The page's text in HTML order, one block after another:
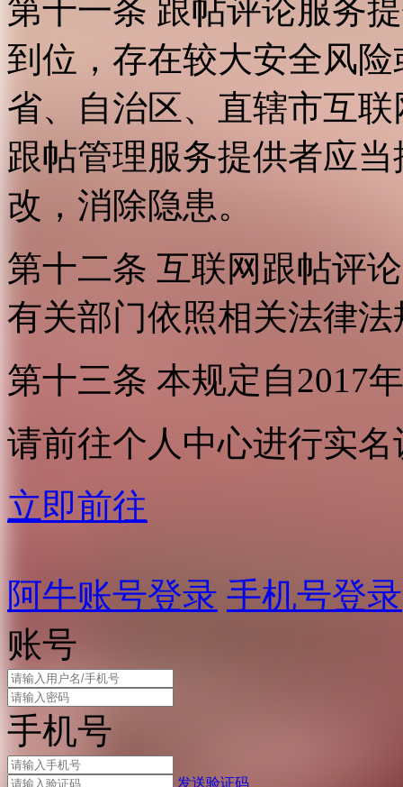
第十一条 跟帖评论服务
到位，存在较大安全风
省、自治区、直辖市互
跟帖管理服务提供者应
改，消除隐患。
第十二条 互联网跟帖评
有关部门依照相关法律
第十三条 本规定自2017
请前往个人中心进行实名
立即前往
阿牛账号登录 手机号登录
账号
手机号
发送验证码